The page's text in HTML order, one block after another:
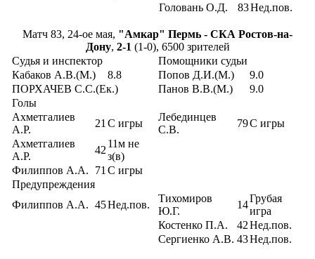
Головань О.Д.
83Нед.пов.
Матч 83, 24-ое мая, "Амкар" Пермь - СКА Ростов-на-
Дону, 2-1 (1-0), 6500 зрителей
Судья и инспектор
Помощники судьи
Кабаков А.В.(М.)
8.8 Попов Д.И.(М.)
9.0
ПОРХАЧЕВ С.С.(Ек.)
Панов В.В.(М.)
9.0
Голы
Ахметгалиев
А.Р.
21 С игры
Лебединцев
С.В.
79С игры
Ахметгалиев
А.Р.
42
11м не
з(в)
Филиппов А.А.
71 С игры
Предупреждения
Филиппов А.А. 45Нед.пов.
Тихомиров
Ю.Г.
14
Грубая
игра
Костенко П.А.
42Нед.пов.
Сергиенко А.В. 43Нед.пов.